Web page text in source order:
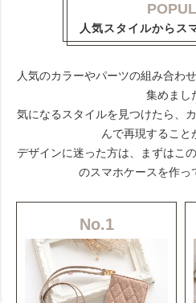
人気スタイルからス
人気のカラーやパーツの組み合わ
集めまし
気になるスタイルを見つけたら、
んで再現すること
デザインに迷った方は、まずはこ
のスマホケースを作っ
No.1